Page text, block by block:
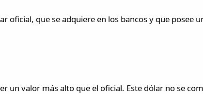
oficial, que se adquiere en los bancos y que posee
un valor más alto que el oficial. Este dólar no se